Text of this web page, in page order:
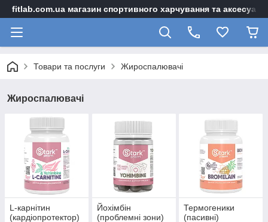
fitlab.com.ua магазин спортивного харчування та
Товари та послуги Жироспалювачі
Жироспалювачі
L-карнітин
(кардіопротектор)
Йохімбін
(проблемні зони)
Термогеники
(пасивні)